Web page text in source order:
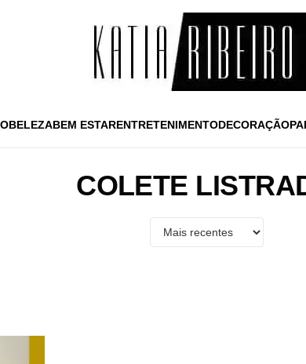
BELEZABEM ESTARENTRETENIMENTODECORAÇÃO
COLETE